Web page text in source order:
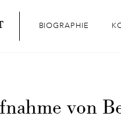
BIOGRAPHIE
von